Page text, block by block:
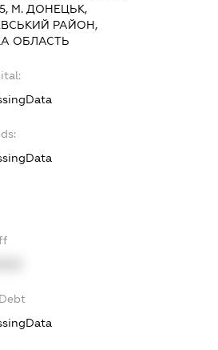
М. ДОНЕЦЬК,
РАЙОН,
ОБЛАСТЬ